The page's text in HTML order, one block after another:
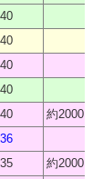
40
40
40
40
40
約2000 （
36
35
約2000 （